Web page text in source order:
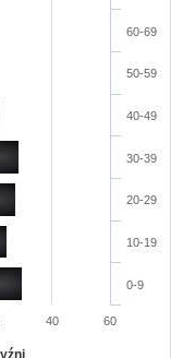
0-9
10-19
20-29
30-39
40-49
50-59
60-69
40 60